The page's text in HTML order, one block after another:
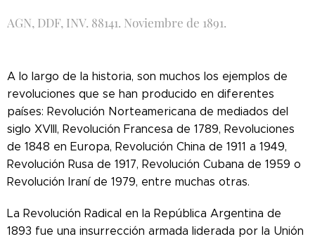
AGN, DDF, INV. 88141. Noviembre de 1891.
A lo largo de la historia, son muchos los ejemplos de
revoluciones que se han producido en diferentes
países: Revolución Norteamericana de mediados del
siglo XVIII, Revolución Francesa de 1789, Revoluciones
de 1848 en Europa, Revolución China de 1911 a 1949,
Revolución Rusa de 1917, Revolución Cubana de 1959 o
Revolución Iraní de 1979, entre muchas otras.
La Revolución Radical en la República Argentina de
1893 fue una insurrección armada liderada por la Unión